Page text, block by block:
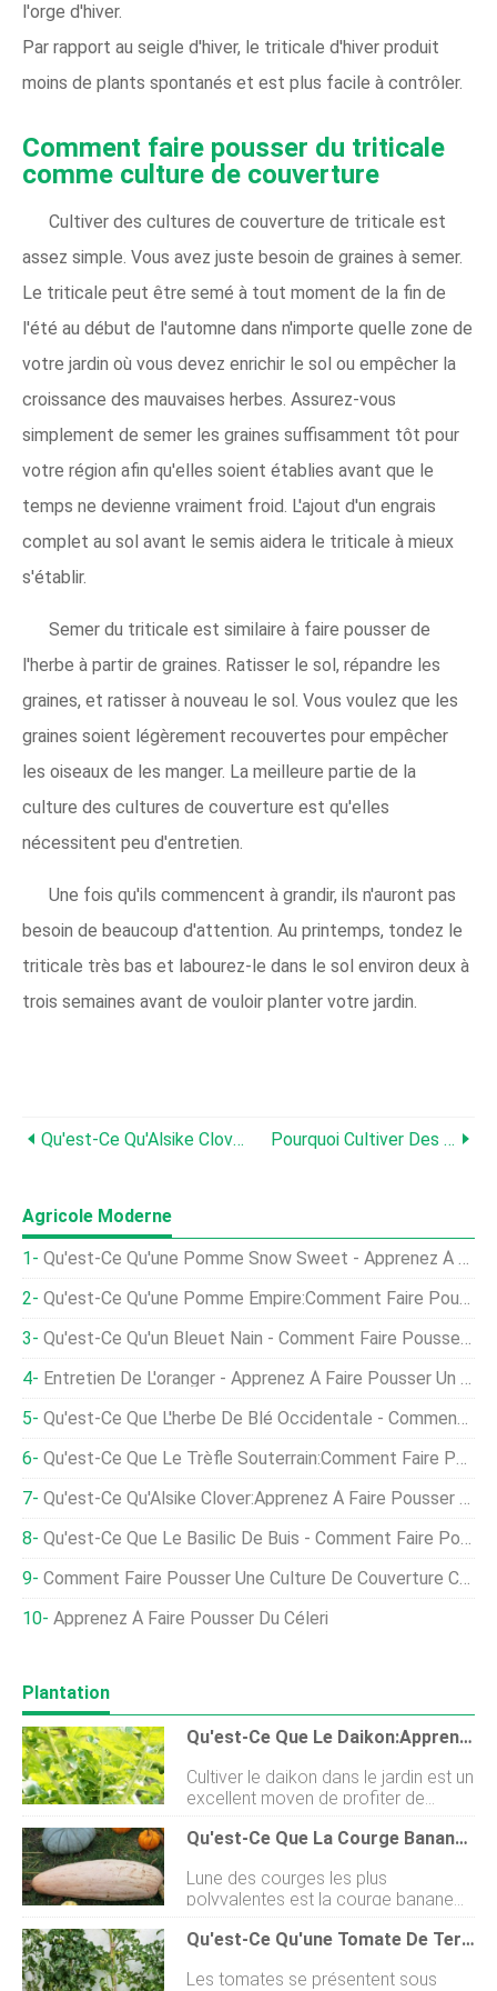
l'orge d'hiver.
Par rapport au seigle d'hiver, le triticale d'hiver produit
moins de plants spontanés et est plus facile à contrôler.
Comment faire pousser du triticale
comme culture de couverture
Cultiver des cultures de couverture de triticale est
assez simple. Vous avez juste besoin de graines à semer.
Le triticale peut être semé à tout moment de la fin de
l'été au début de l'automne dans n'importe quelle zone de
votre jardin où vous devez enrichir le sol ou empêcher la
croissance des mauvaises herbes. Assurez-vous
simplement de semer les graines suffisamment tôt pour
votre région afin qu'elles soient établies avant que le
temps ne devienne vraiment froid. L'ajout d'un engrais
complet au sol avant le semis aidera le triticale à mieux
s'établir.
Semer du triticale est similaire à faire pousser de
l'herbe à partir de graines. Ratisser le sol, répandre les
graines, et ratisser à nouveau le sol. Vous voulez que les
graines soient légèrement recouvertes pour empêcher
les oiseaux de les manger. La meilleure partie de la
culture des cultures de couverture est qu'elles
nécessitent peu d'entretien.
Une fois qu'ils commencent à grandir, ils n'auront pas
besoin de beaucoup d'attention. Au printemps, tondez le
triticale très bas et labourez-le dans le sol environ deux à
trois semaines avant de vouloir planter votre jardin.
Qu'est-Ce Qu'Alsike Clover:Apprenez À Faire Pousser Des Plantes Alsike Clover Pourquoi Cultiver Des Légumineuses Vivaces - En Savoir Plus Sur La Plantation De Légumineuses Vivaces
Agricole Moderne
Qu'est-Ce Qu'une Pomme Snow Sweet - Apprenez À Faire Pousser Des Pommes Snow Sweet
Qu'est-Ce Qu'une Pomme Empire:Comment Faire Pousser Des Pommes Empire
Qu'est-Ce Qu'un Bleuet Nain - Comment Faire Pousser Des Bleuets Nain
Entretien De L'oranger - Apprenez À Faire Pousser Un Oranger
Qu'est-Ce Que L'herbe De Blé Occidentale - Comment Faire Pousser De L'herbe De Blé Occidentale
Qu'est-Ce Que Le Trèfle Souterrain:Comment Faire Pousser Des Cultures De Couverture De Trèfle Souterrain
Qu'est-Ce Qu'Alsike Clover:Apprenez À Faire Pousser Des Plantes Alsike Clover
Qu'est-Ce Que Le Basilic De Buis - Comment Faire Pousser Des Plantes De Basilic De Buis
Comment Faire Pousser Une Culture De Couverture Cet Automne
Apprenez À Faire Pousser Du Céleri
Plantation
Qu'est-Ce Que Le Daikon:Apprenez À Cultiver Des Plants De Radis Daikon
Cultiver le daikon dans le jardin est un
excellent moyen de profiter de
quelque chose dun peu différent.
Planter des radis daikon nest pas
appris à faire pousser des plants de
radis daikon, vous pourrez les
apprécier toute lannée dans les
climats chauds ou les replanter
chaque année dans les régions plus
Qu'est-Ce Que La Courge Banane:Comment Faire Pousser La Courge Banane
Lune des courges les plus
polyvalentes est la courge banane
rose. Il peut être cultivé comme une
courge dété, récolté à cette époque
attendre patiemment la récolte
Qu'est-Ce Qu'une Tomate De Terrasse - Apprenez À Faire Pousser Des Tomates De Terrasse
Les tomates se présentent sous